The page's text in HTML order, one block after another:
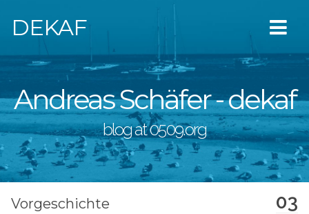
DEKAF
Andreas Schäfer - dekaf
blog at 0509.org
03
Vorgeschichte